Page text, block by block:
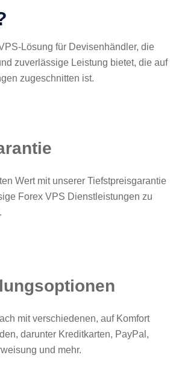
Lösung für Devisenhändler, die
zuverlässige Leistung bietet, die auf
zugeschnitten ist.
Wert mit unserer Tiefstpreisgarantie
Forex VPS Dienstleistungen zu
mit verschiedenen, auf Komfort
darunter Kreditkarten, PayPal,
und mehr.